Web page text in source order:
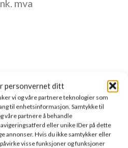
personvernet ditt
vi og våre partnere teknologier som
til enhetsinformasjon. Samtykke til
våre partnere å behandle
eller unike IDer på dette
annonser. Hvis du ikke samtykker eller
visse funksjoner og funksjoner
mva
DOKUMENTASJON